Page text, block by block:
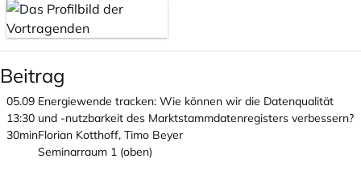
Beitrag
05.09
13:30
30min
Energiewende tracken: Wie können wir die Datenqualität
und -nutzbarkeit des Marktstammdatenregisters verbessern?
Florian Kotthoff, Timo Beyer
Seminarraum 1 (oben)